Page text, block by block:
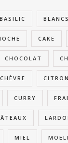
BASILIC
CAKE
CHOCOLAT
CHÈVRE CITRON
CURRY
MIEL